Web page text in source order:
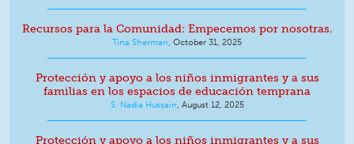
Recursos para la Comunidad: Empecemos por nosotras.
Tina Sherman, October 31, 2025
Protección y apoyo a los niños inmigrantes y a sus
familias en los espacios de educación temprana
S. Nadia Hussain, August 12, 2025
Protección y apoyo a los niños inmigrantes y a sus